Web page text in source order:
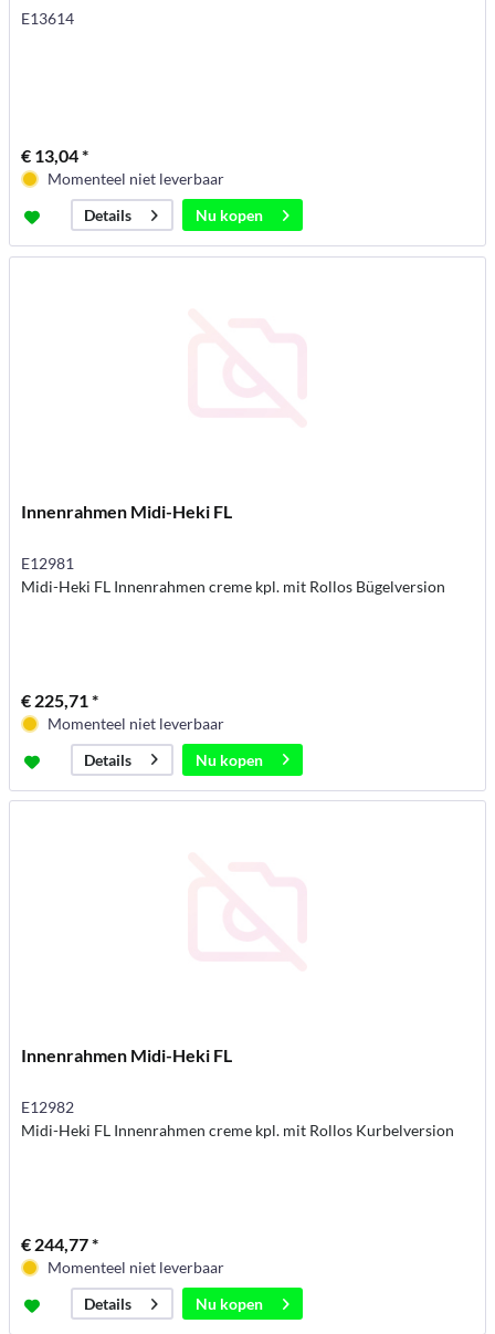
E13614
€ 13,04 *
Momenteel niet leverbaar
Details
Nu kopen
Innenrahmen Midi-Heki FL
E12981
Midi-Heki FL Innenrahmen creme kpl. mit Rollos Bügelversion
€ 225,71 *
Momenteel niet leverbaar
Details
Nu kopen
Innenrahmen Midi-Heki FL
E12982
Midi-Heki FL Innenrahmen creme kpl. mit Rollos Kurbelversion
€ 244,77 *
Momenteel niet leverbaar
Details
Nu kopen